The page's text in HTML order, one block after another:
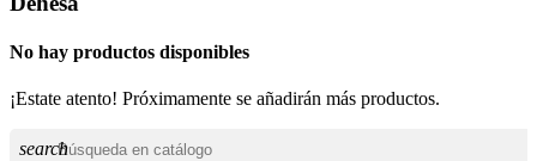
No hay productos disponibles
¡Estate atento! Próximamente se añadirán más productos.
search